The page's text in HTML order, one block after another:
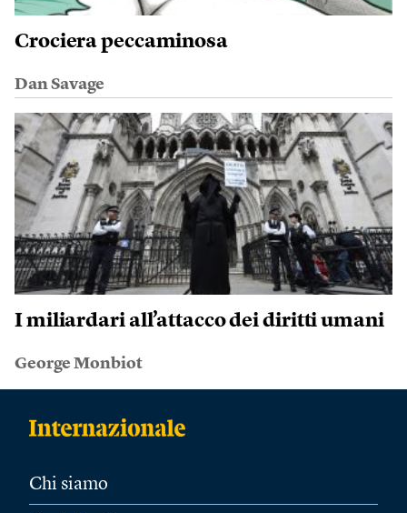
Crociera peccaminosa
Dan Savage
I miliardari all’attacco dei diritti umani
George Monbiot
Chi siamo